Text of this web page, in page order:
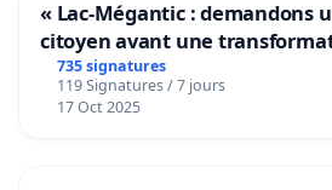
« Lac-Mégantic : demandons
citoyen avant une
de notre territoire »
735 signatures
119 Signatures / 7 jours
17 Oct 2025